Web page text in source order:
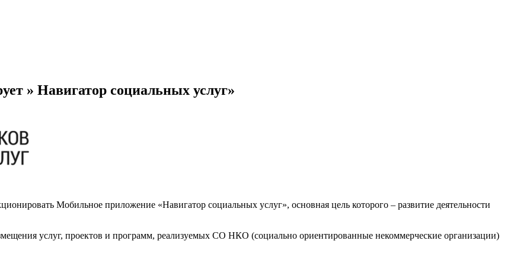
» Навигатор социальных услуг»
Мобильное приложение «Навигатор социальных услуг», основная цель которого – развитие деятельности
услуг, проектов и программ, реализуемых СО НКО (социально ориенти­рованные некоммерческие орга­низации)